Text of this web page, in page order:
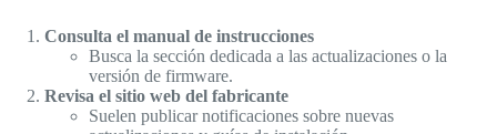
Consulta el manual de instrucciones
Busca la sección dedicada a las actualizaciones o la
versión de firmware.
Revisa el sitio web del fabricante
Suelen publicar notificaciones sobre nuevas